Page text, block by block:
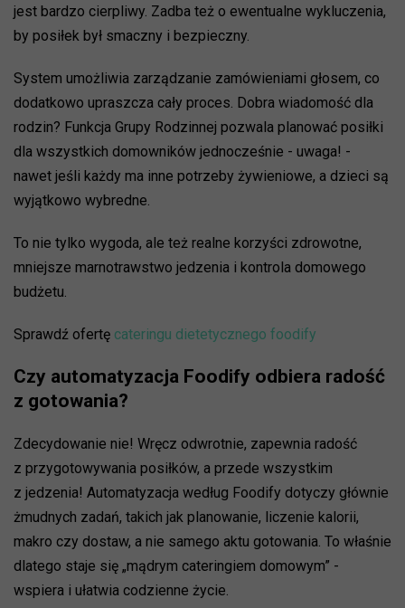
jest bardzo cierpliwy. Zadba też o ewentualne wykluczenia,
by posiłek był smaczny i bezpieczny.
System umożliwia zarządzanie zamówieniami głosem, co
dodatkowo upraszcza cały proces. Dobra wiadomość dla
rodzin? Funkcja Grupy Rodzinnej pozwala planować posiłki
dla wszystkich domowników jednocześnie - uwaga! -
nawet jeśli każdy ma inne potrzeby żywieniowe, a dzieci są
wyjątkowo wybredne.
To nie tylko wygoda, ale też realne korzyści zdrowotne,
mniejsze marnotrawstwo jedzenia i kontrola domowego
budżetu.
Sprawdź ofertę cateringu dietetycznego foodify
Czy automatyzacja Foodify odbiera radość
z gotowania?
Zdecydowanie nie! Wręcz odwrotnie, zapewnia radość
z przygotowywania posiłków, a przede wszystkim
z jedzenia! Automatyzacja według Foodify dotyczy głównie
żmudnych zadań, takich jak planowanie, liczenie kalorii,
makro czy dostaw, a nie samego aktu gotowania. To właśnie
dlatego staje się „mądrym cateringiem domowym” -
wspiera i ułatwia codzienne życie.